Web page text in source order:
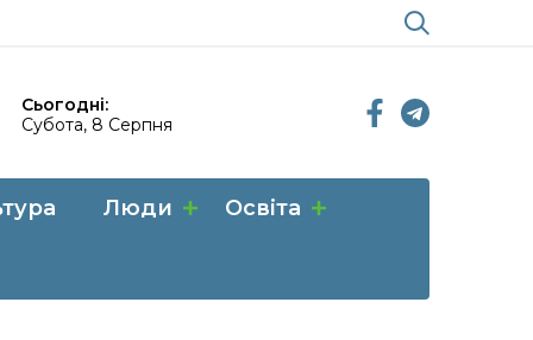
Сьогодні:
Субота, 8 Серпня
Люди Освіта